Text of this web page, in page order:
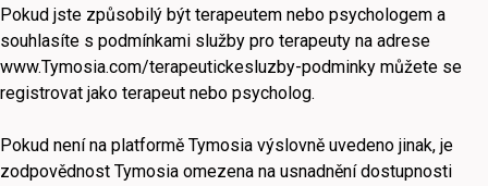
Pokud jste způsobilý být terapeutem nebo psychologem a
souhlasíte s podmínkami služby pro terapeuty na adrese
www.Tymosia.com/terapeutickesluzby-podminky můžete se
registrovat jako terapeut nebo psycholog.
Pokud není na platformě Tymosia výslovně uvedeno jinak, je
zodpovědnost Tymosia omezena na usnadnění dostupnosti